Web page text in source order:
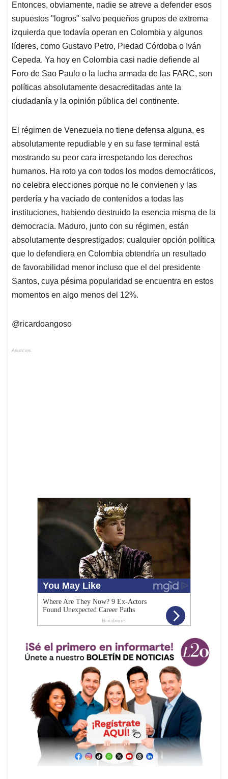
Entonces, obviamente, nadie se atreve a defender esos
supuestos "logros" salvo pequeños grupos de extrema
izquierda que todavía operan en Colombia y algunos
líderes, como Gustavo Petro, Piedad Córdoba o Iván
Cepeda. Ya hoy en Colombia casi nadie defiende al
Foro de Sao Paulo o la lucha armada de las FARC, son
políticas absolutamente desacreditadas ante la
ciudadanía y la opinión pública del continente.
El régimen de Venezuela no tiene defensa alguna, es
absolutamente repudiable y en su fase terminal está
mostrando su peor cara irrespetando los derechos
humanos. Ha roto ya con todos los modos democráticos,
no celebra elecciones porque no le convienen y las
perdería y ha vaciado de contenidos a todas las
instituciones, habiendo destruido la esencia misma de la
democracia. Maduro, junto con su régimen, están
absolutamente desprestigados; cualquier opción política
que lo defendiera en Colombia obtendría un resultado
de favorabilidad menor incluso que el del presidente
Santos, cuya pésima popularidad se encuentra en estos
momentos en algo menos del 12%.
@ricardoangoso
Anuncios.